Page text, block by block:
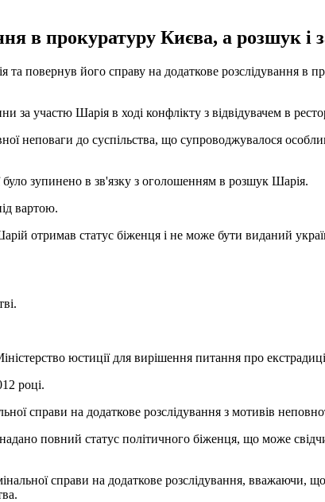
в прокуратуру Києва, а розшук і
повернув його справу на додаткове розслідування в
за участю Шарія в ході конфлікту з відвідувачем в
неповаги до суспільства, що супроводжувалося
зупинено в зв'язку з оголошенням в розшук Шарія.
вартою.
отримав статус біженця і не може бути виданий
юстиції для вирішення питання про
році.
справи на додаткове розслідування з мотивів
повний статус політичного біженця, що може
справи на додаткове розслідування, вважаючи,